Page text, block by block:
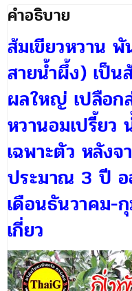
คำอธิบาย
ส้มเขียวหวาน
สายน้ำผึ้ง) เป็
ผลใหญ่ เปลือก
หวานอมเปรี้ยว
เฉพาะตัว หลัง
ประมาณ 3 ปี อ
เดือนธันวาคม-
เกี่ยว